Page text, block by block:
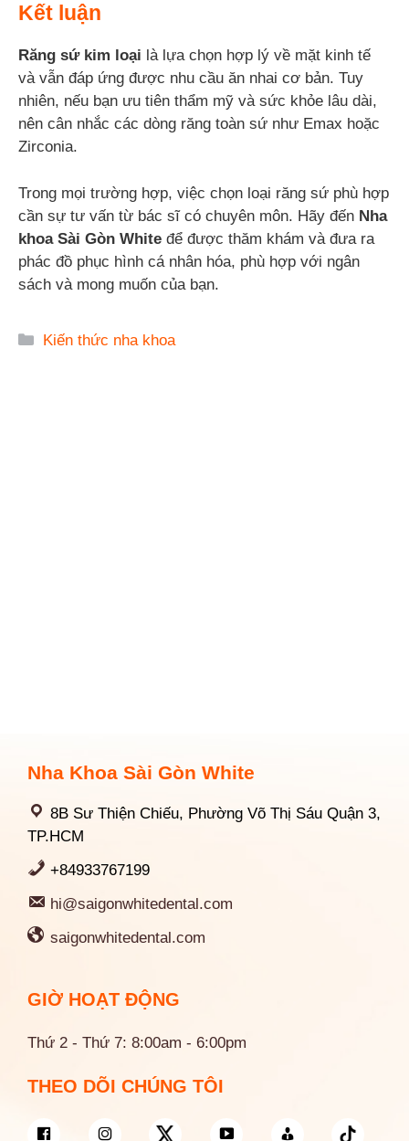
Kết luận
Răng sứ kim loại là lựa chọn hợp lý về mặt kinh tế
và vẫn đáp ứng được nhu cầu ăn nhai cơ bản. Tuy
nhiên, nếu bạn ưu tiên thẩm mỹ và sức khỏe lâu dài,
nên cân nhắc các dòng răng toàn sứ như Emax hoặc
Zirconia.
Trong mọi trường hợp, việc chọn loại răng sứ phù hợp
cần sự tư vấn từ bác sĩ có chuyên môn. Hãy đến Nha
khoa Sài Gòn White để được thăm khám và đưa ra
phác đồ phục hình cá nhân hóa, phù hợp với ngân
sách và mong muốn của bạn.
Danh
Kiến thức nha khoa
Nha Khoa Sài Gòn White
8B Sư Thiện Chiếu, Phường Võ Thị Sáu Quận 3,
TP.HCM
+84933767199
hi@saigonwhitedental.com
saigonwhitedental.com
GIỜ HOẠT ĐỘNG
Thứ 2 - Thứ 7: 8:00am - 6:00pm
THEO DÕI CHÚNG TÔI